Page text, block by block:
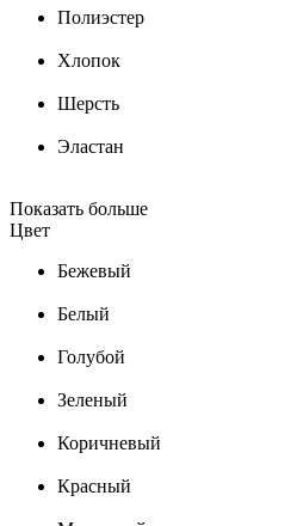
Полиэстер
Хлопок
Шерсть
Эластан
Показать больше
Цвет
Бежевый
Белый
Голубой
Зеленый
Коричневый
Красный